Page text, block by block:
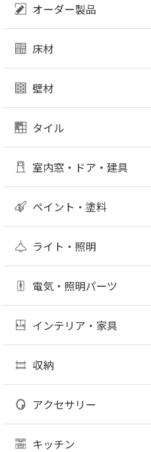
オーダー製品
床材
壁材
タイル
室内窓・ドア・建具
ペイント・塗料
ライト・照明
電気・照明パーツ
インテリア・家具
収納
アクセサリー
キッチン